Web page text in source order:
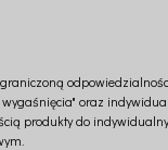
oraz
produkty do